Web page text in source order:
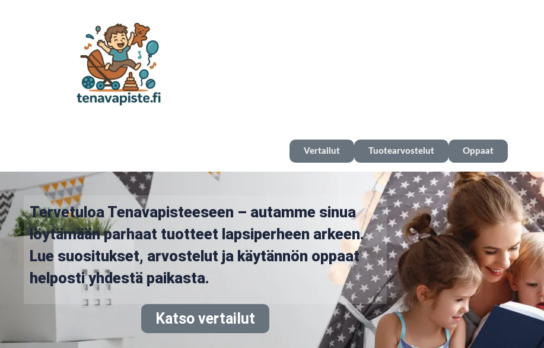
Vertailut Tuotearvostelut Oppaat
Tervetuloa Tenavapisteeseen – autamme sinua
löytämään parhaat tuotteet lapsiperheen arkeen.
Lue suositukset, arvostelut ja käytännön oppaat
helposti yhdestä paikasta.
Katso vertailut